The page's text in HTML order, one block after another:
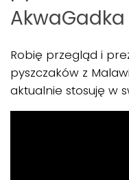
AkwaGadka
Robię przegląd i
pyszczaków z
aktualnie stosuję w